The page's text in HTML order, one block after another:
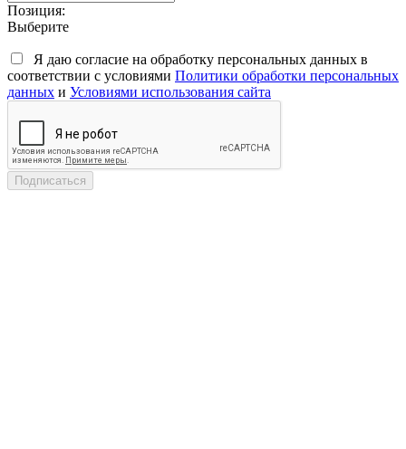
Позиция:
Выберите
Я даю согласие на обработку персональных данных в
соответствии с условиями Политики обработки персональных
данных и Условиями использования сайта
Подписаться